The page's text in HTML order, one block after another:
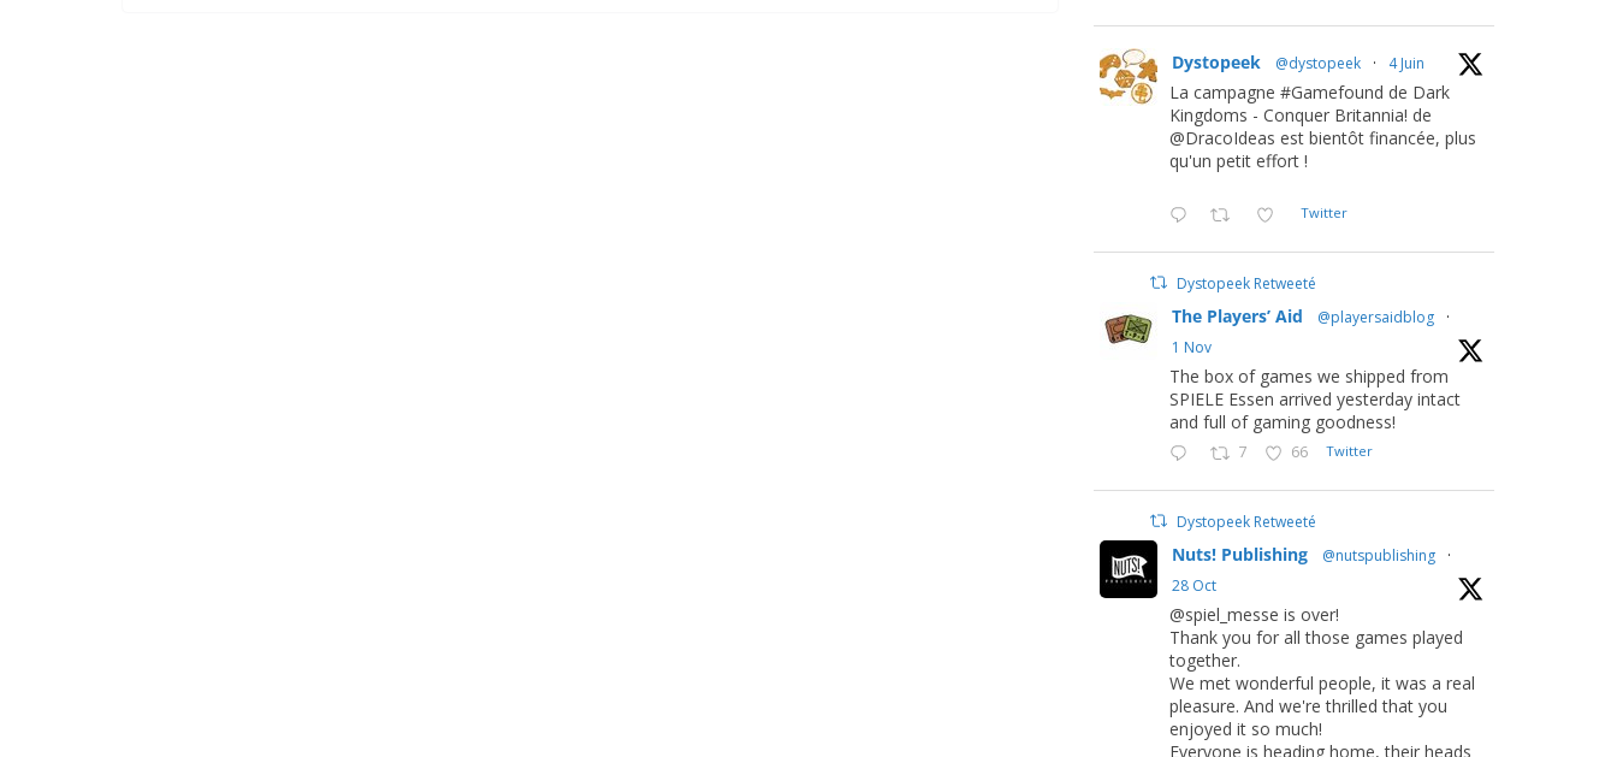
Dystopeek @dystopeek · 4 Juin
La campagne #Gamefound de Dark
Kingdoms - Conquer Britannia! de
@DracoIdeas est bientôt financée, plus
qu'un petit effort !
Twitter
Dystopeek Retweeté
The Players’ Aid @playersaidblog
·
1 Nov
The box of games we shipped from
SPIELE Essen arrived yesterday intact
and full of gaming goodness!
7 66 Twitter
Dystopeek Retweeté
Nuts! Publishing @nutspublishing
·
28 Oct
@spiel_messe is over!
Thank you for all those games played
together.
We met wonderful people, it was a real
pleasure. And we're thrilled that you
enjoyed it so much!
Everyone is heading home, their heads